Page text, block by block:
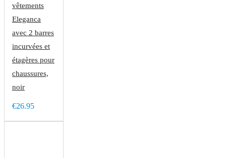
vêtements
Eleganca
avec 2 barres
incurvées et
étagères pour
chaussures,
noir
€26.95